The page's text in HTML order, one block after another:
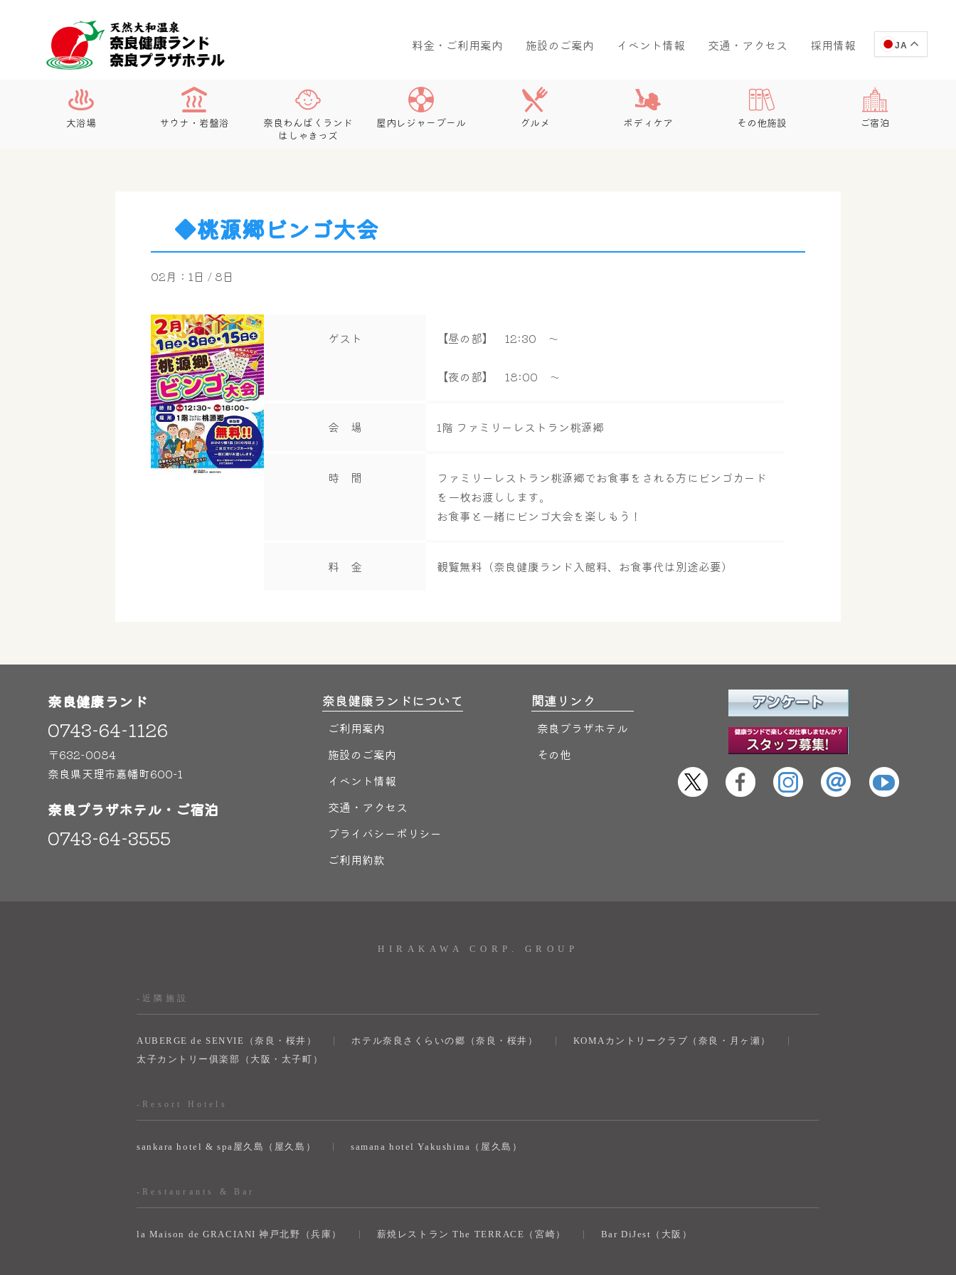
料金・ご利用案内 施設のご案内 イベント情報 交通・アクセス 採用情報 JA
大浴場 サウナ・岩盤浴
奈良わんぱくランド
はしゃきっズ
屋内レジャープール グルメ ボディケア その他施設 ご宿泊
◆桃源郷ビンゴ大会
02月：1日 / 8日
ゲスト 【昼の部】 12:30 ～
【夜の部】 18:00 ～
会 場 1階 ファミリーレストラン桃源郷
時 間
ファミリーレストラン桃源郷でお食事をされる方にビンゴカード
を一枚お渡しします。
お食事と一緒にビンゴ大会を楽しもう！
料 金 観覧無料（奈良健康ランド入館料、お食事代は別途必要）
奈良健康ランド
0743-64-1126
〒632-0084
奈良県天理市嘉幡町600-1
奈良プラザホテル・ご宿泊
0743-64-3555
奈良健康ランドについて
ご利用案内
施設のご案内
イベント情報
交通・アクセス
プライバシーポリシー
ご利用約款
関連リンク
奈良プラザホテル
その他
HIRAKAWA CORP. GROUP
-近隣施設
AUBERGE de SENVIE（奈良・桜井） ホテル奈良さくらいの郷（奈良・桜井）
KOMAカントリークラブ（奈良・月ヶ瀬）
太子カントリー俱楽部（大阪・太子町）
-Resort Hotels
sankara hotel & spa屋久島（屋久島） samana hotel Yakushima（屋久島）
-Restaurants & Bar
la Maison de GRACIANI 神戸北野（兵庫） 薪焼レストラン The TERRACE（宮崎） Bar DiJest（大阪）
奈良健康ランド
AIコンシェルジュ